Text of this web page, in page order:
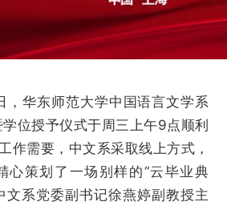
，华东师范大学中国语言文学系
位授予仪式于周三上午9点顺利
作需要，中文系采取线上方式，
心策划了一场别样的“云毕业典
文系党委副书记徐燕婷副教授主